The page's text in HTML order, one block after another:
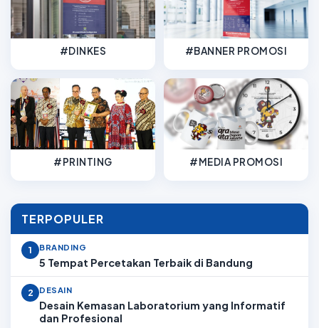
#DINKES #BANNER PROMOSI
#PRINTING #MEDIA PROMOSI
TERPOPULER
1 BRANDING
5 Tempat Percetakan Terbaik di Bandung
2 DESAIN
Desain Kemasan Laboratorium yang Informatif
dan Profesional